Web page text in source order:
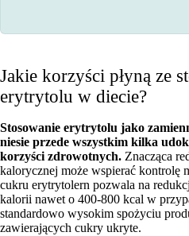
Jakie korzyści płyną ze
erytrytolu w diecie?
Stosowanie erytrytolu jako
niesie przede wszystkim kilka
korzyści zdrowotnych. Znacząca
kalorycznej może wspierać kontrolę
cukru erytrytolern pozwala na
kalorii nawet o 400-800 kcal w
standardowo wysokim spożyciu
zawierających cukry ukryte.